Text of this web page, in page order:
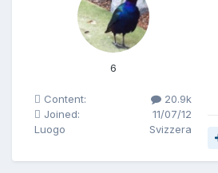
6
Content:
20.9k
Joined:
11/07/12
Luogo
Svizzera